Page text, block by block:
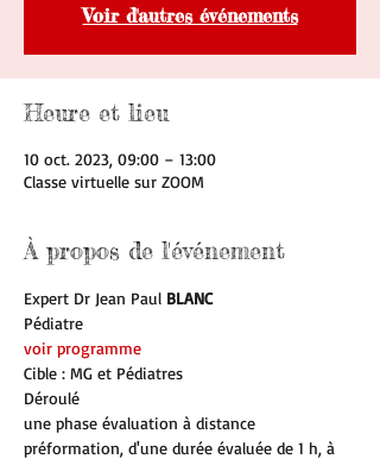
Voir d'autres événements
Heure et lieu
10 oct. 2023, 09:00 – 13:00
Classe virtuelle sur ZOOM
À propos de l'événement
Expert Dr Jean Paul BLANC
Pédiatre
voir programme
Cible : MG et Pédiatres
Déroulé
une phase évaluation à distance
préformation, d'une durée évaluée de 1 h, à